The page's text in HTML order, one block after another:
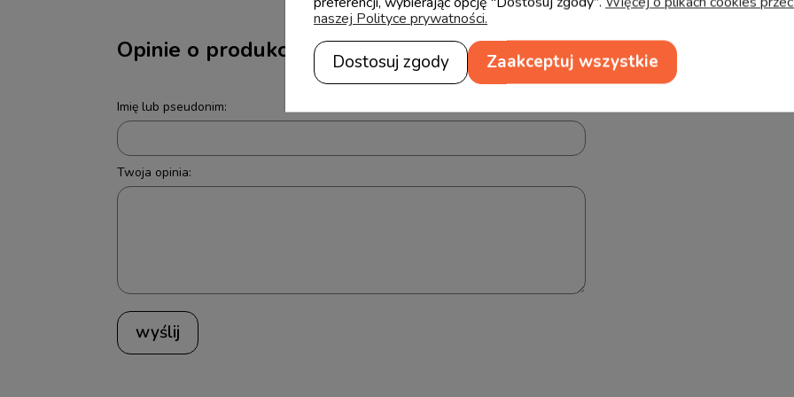
Opinie o produkcie (0)
Imię lub pseudonim:
Twoja opinia:
wyślij
naszej Polityce prywatności.
Dostosuj zgody Zaakceptuj wszystkie